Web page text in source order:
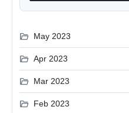
folder_open May 2023
folder_open Apr 2023
folder_open Mar 2023
folder_open Feb 2023